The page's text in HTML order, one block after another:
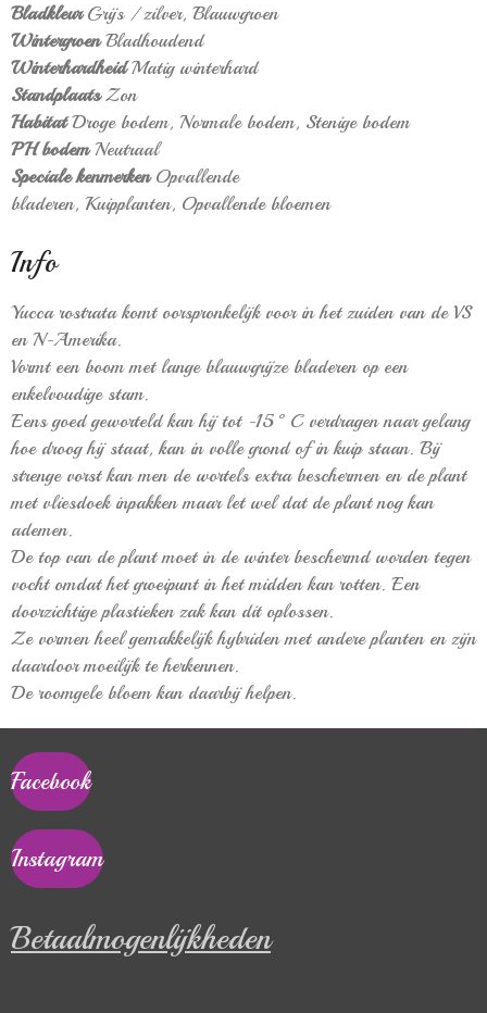
BladkleurGrijs / zilver, Blauwgroen
WintergroenBladhoudend
WinterhardheidMatig winterhard
StandplaatsZon
HabitatDroge bodem, Normale bodem, Stenige bodem
PH bodemNeutraal
Speciale kenmerkenOpvallende
bladeren, Kuipplanten, Opvallende bloemen
Info
Yucca rostrata komt oorspronkelijk voor in het zuiden van de VS
en N-Amerika.
Vormt een boom met lange blauwgrijze bladeren op een
enkelvoudige stam.
Eens goed geworteld kan hij tot -15°C verdragen naar gelang
hoe droog hij staat, kan in volle grond of in kuip staan. Bij
strenge vorst kan men de wortels extra beschermen en de plant
met vliesdoek inpakken maar let wel dat de plant nog kan
ademen.
De top van de plant moet in de winter beschermd worden tegen
vocht omdat het groeipunt in het midden kan rotten. Een
doorzichtige plastieken zak kan dit oplossen.
Ze vormen heel gemakkelijk hybriden met andere planten en zijn
daardoor moeilijk te herkennen.
De roomgele bloem kan daarbij helpen.
Facebook
Instagram
Betaalmogenlijkheden